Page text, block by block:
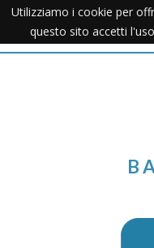
Utilizziamo i cookie per
questo sito accetti